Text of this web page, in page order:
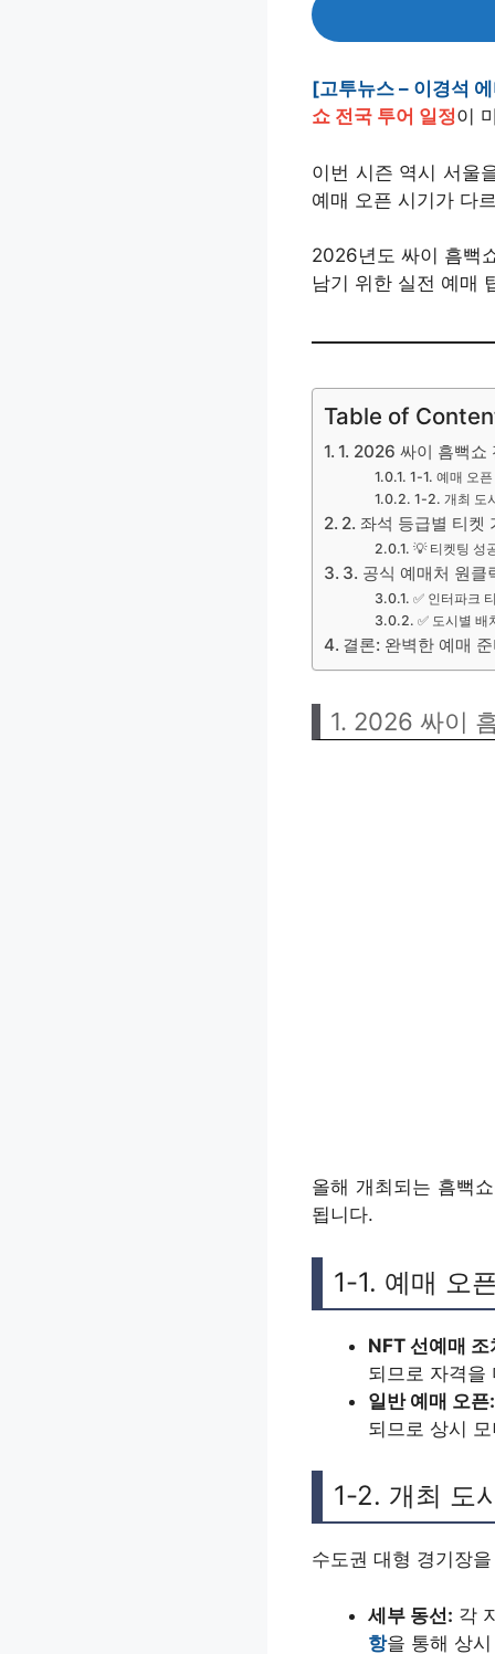
[고투뉴스 – 이경석
쇼 전국 투어 일정이
이번 시즌 역시 서울
예매 오픈 시기가 다
2026년도 싸이 흠뻑
남기 위한 실전 예매
Table of
1. 2026 싸이 흠뻑쇼
1-1. 예매 오
1-2. 개최 도
2. 좌석 등급별 티켓
💡 티켓팅 성
3. 공식 예매처 원클
✅ 인터파크
✅ 도시별 배
결론: 완벽한 예매
1. 2026 싸이
올해 개최되는 흠뻑
됩니다.
1-1. 예매 오
NFT 선예매 조
되므로 자격을
일반 예매 오픈:
되므로 상시
1-2. 개최 도
수도권 대형 경기장
세부 동선: 각
항을 통해 상